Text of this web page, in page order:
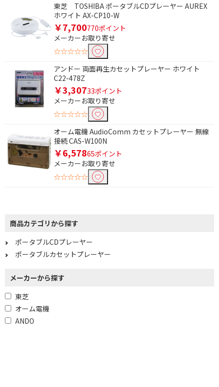
東芝 TOSHIBA ポータブルCDプレーヤー AUREX
ホワイト AX-CP10-W
￥7,700770ポイント
メーカーお取り寄せ
☆☆☆☆☆
アンドー 両面再生カセットプレーヤー ホワイト
C22-478Z
￥3,30733ポイント
メーカーお取り寄せ
☆☆☆☆☆
オーム電機 AudioComm カセットプレーヤー 無線
接続 CAS-W100N
￥6,57865ポイント
メーカーお取り寄せ
☆☆☆☆☆
商品カテゴリから探す
ポータブルCDプレーヤー
ポータブルカセットプレーヤー
メーカーから探す
東芝
オーム電機
ANDO
価格で絞り込む
円~